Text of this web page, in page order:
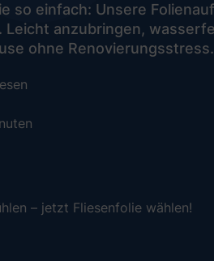
so einfach: Unsere
anzubringen,
ohne Renovierungsstress.
– jetzt Fliesenfolie wählen!